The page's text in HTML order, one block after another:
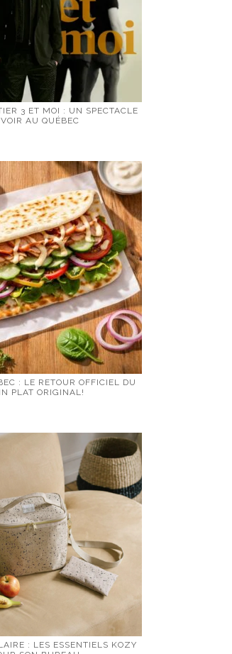
3 ET MOI : UN SPECTACLE
AU QUÉBEC
: LE RETOUR OFFICIEL DU
PLAT ORIGINAL!
: LES ESSENTIELS KOZY